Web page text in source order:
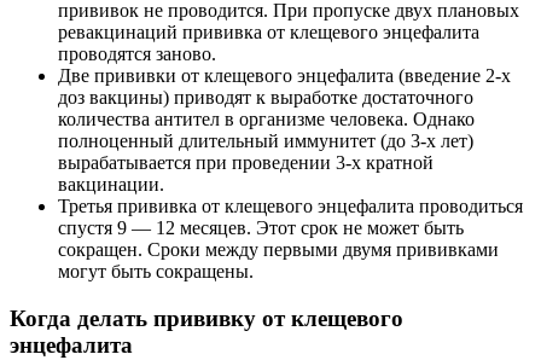
прививок не проводится. При пропуске двух плановых
ревакцинаций прививка от клещевого энцефалита
проводятся заново.
Две прививки от клещевого энцефалита (введение 2-х
доз вакцины) приводят к выработке достаточного
количества антител в организме человека. Однако
полноценный длительный иммунитет (до 3-х лет)
вырабатывается при проведении 3-х кратной
вакцинации.
Третья прививка от клещевого энцефалита проводиться
спустя 9 — 12 месяцев. Этот срок не может быть
сокращен. Сроки между первыми двумя прививками
могут быть сокращены.
Когда делать прививку от клещевого
энцефалита